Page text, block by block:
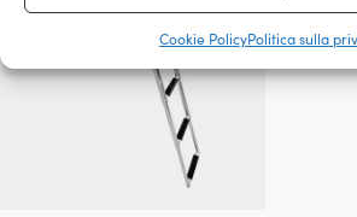
Cookie PolicyPolitica sulla